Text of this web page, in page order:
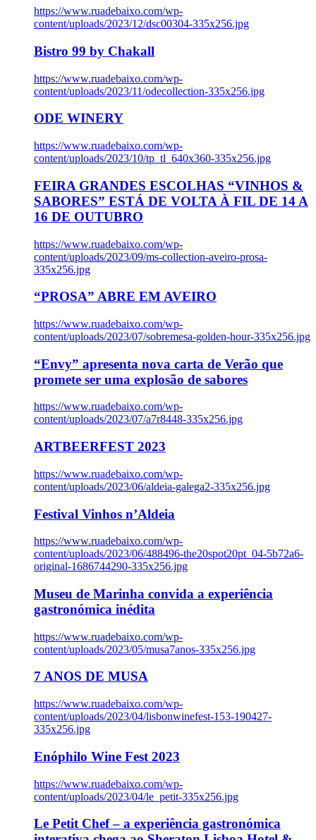
https://www.ruadebaixo.com/wp-
content/uploads/2023/12/dsc00304-335x256.jpg
Bistro 99 by Chakall
https://www.ruadebaixo.com/wp-
content/uploads/2023/11/odecollection-335x256.jpg
ODE WINERY
https://www.ruadebaixo.com/wp-
content/uploads/2023/10/tp_tl_640x360-335x256.jpg
FEIRA GRANDES ESCOLHAS “VINHOS &
SABORES” ESTÁ DE VOLTA À FIL DE 14 A
16 DE OUTUBRO
https://www.ruadebaixo.com/wp-
content/uploads/2023/09/ms-collection-aveiro-prosa-
335x256.jpg
“PROSA” ABRE EM AVEIRO
https://www.ruadebaixo.com/wp-
content/uploads/2023/07/sobremesa-golden-hour-335x256.jpg
“Envy” apresenta nova carta de Verão que
promete ser uma explosão de sabores
https://www.ruadebaixo.com/wp-
content/uploads/2023/07/a7r8448-335x256.jpg
ARTBEERFEST 2023
https://www.ruadebaixo.com/wp-
content/uploads/2023/06/aldeia-galega2-335x256.jpg
Festival Vinhos n’Aldeia
https://www.ruadebaixo.com/wp-
content/uploads/2023/06/488496-the20spot20pt_04-5b72a6-
original-1686744290-335x256.jpg
Museu de Marinha convida a experiência
gastronómica inédita
https://www.ruadebaixo.com/wp-
content/uploads/2023/05/musa7anos-335x256.jpg
7 ANOS DE MUSA
https://www.ruadebaixo.com/wp-
content/uploads/2023/04/lisbonwinefest-153-190427-
335x256.jpg
Enóphilo Wine Fest 2023
https://www.ruadebaixo.com/wp-
content/uploads/2023/04/le_petit-335x256.jpg
Le Petit Chef – a experiência gastronómica